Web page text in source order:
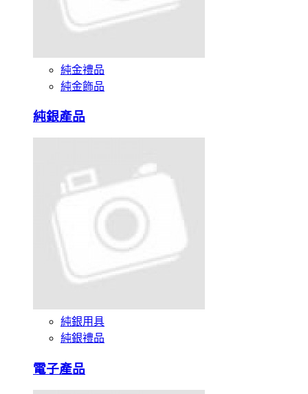
純金禮品
純金飾品
純銀產品
純銀用具
純銀禮品
電子產品